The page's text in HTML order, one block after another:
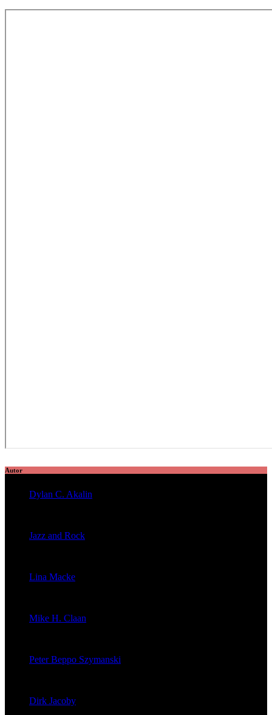
Autor
Dylan C. Akalin
Jazz and Rock
Lina Macke
Mike H. Claan
Peter Beppo Szymanski
Dirk Jacoby